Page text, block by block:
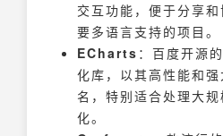
交互功能，便于分享
要多语言支持的项目。
ECharts ：百度开源
化库，以其高性能和
名，特别适合处理大
化。